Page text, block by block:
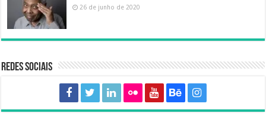
26 de junho de 2020
Redes sociais